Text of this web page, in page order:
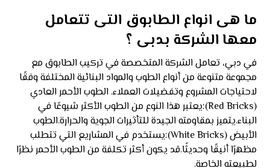
ما هى انواع الطابوق التى تتعامل
معها الشركة بدبى ؟
في دبي، تعامل الشركة المتخصصة في تركيب الطابوق مع
مجموعة متنوعة من أنواع الطوب والمواد البنائية المختلفة وفقًا
لاحتياجات المشروع وتفضيلات العملاء. الطوب الأحمر العادي
(Red Bricks):يعتبر هذا النوع من الطوب الأكثر شيوعًا في
البناء.يتميز بمقاومته الجيدة للتأثيرات الجوية والحرارة.الطوب
الأبيض (White Bricks):يستخدم في المشاريع التي تتطلب
مظهرًا أنيقًا وحديثًا.قد يكون أكثر تكلفة من الطوب الأحمر نظرًا
لطبيعته الخاصة.